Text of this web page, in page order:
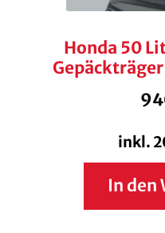
Honda 50
inkl.
In den